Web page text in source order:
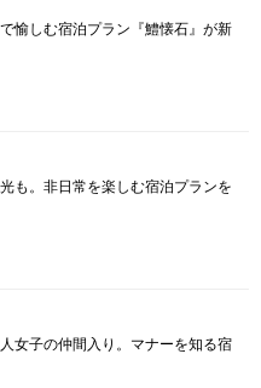
愉しむ宿泊プラン『鱧懐石』が新
も。非日常を楽しむ宿泊プランを
女子の仲間入り。マナーを知る宿